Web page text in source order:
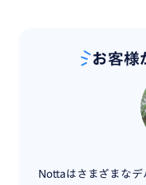
お客様
Nottaはさまざまな